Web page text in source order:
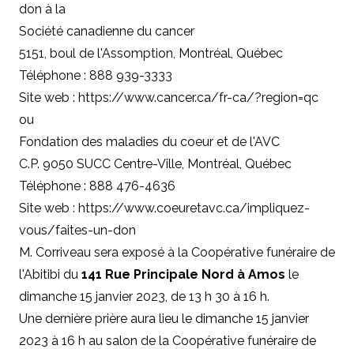
don à la
Société canadienne du cancer
5151, boul de l'Assomption, Montréal, Québec
Téléphone : 888 939-3333
Site web : https://www.cancer.ca/fr-ca/?region=qc
ou
Fondation des maladies du coeur et de l'AVC
C.P. 9050 SUCC Centre-Ville, Montréal, Québec
Téléphone : 888 476-4636
Site web : https://www.coeuretavc.ca/impliquez-
vous/faites-un-don
M. Corriveau sera exposé à la Coopérative funéraire de
l'Abitibi du 141 Rue Principale Nord à Amos le
dimanche 15 janvier 2023, de 13 h 30 à 16 h.
Une dernière prière aura lieu le dimanche 15 janvier
2023 à 16 h au salon de la Coopérative funéraire de